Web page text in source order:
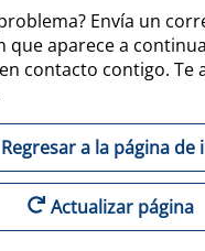
Envía un
que aparece a
contacto contigo. Te
Regresar a la página de
Actualizar página